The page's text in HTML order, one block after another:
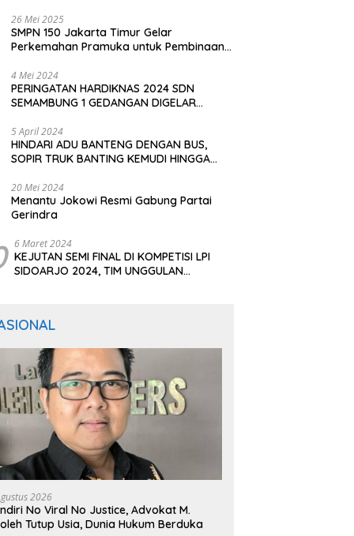
SERANG
26 Mei 2025
SMPN 150 Jakarta Timur Gelar
Perkemahan Pramuka untuk Pembinaan
4 Mei 2024
PERINGATAN HARDIKNAS 2024 SDN
SEMAMBUNG 1 GEDANGAN DIGELAR
5 April 2024
HINDARI ADU BANTENG DENGAN BUS,
SOPIR TRUK BANTING KEMUDI HINGGA
20 Mei 2024
Menantu Jokowi Resmi Gabung Partai
Gerindra
6 Maret 2024
KEJUTAN SEMI FINAL DI KOMPETISI LPI
SIDOARJO 2024, TIM UNGGULAN
2026
No Viral No Justice, Advokat M.
Tutup Usia, Dunia Hukum Berduka